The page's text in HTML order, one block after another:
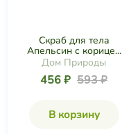
Скраб для тела
Апельсин с корице...
Дом Природы
456 ₽ 593 ₽
В корзину